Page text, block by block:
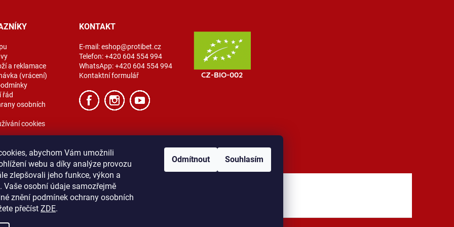
abychom Vám umožnili
webu a díky analýze provozu
zlepšovali jeho funkce, výkon a
Vaše osobní údaje samozřejmě
znění podmínek ochrany osobních
přečíst ZDE.
Odmítnout Souhlasím
a reklamace
(vrácení)
řád
osobních
cookies
KONTAKT
E-mail:eshop@protibet.cz
Telefon:+420 604 554 994
WhatsApp:+420 604 554 994
Kontaktní formulář
Vše o nákupu Obchodní podmínky